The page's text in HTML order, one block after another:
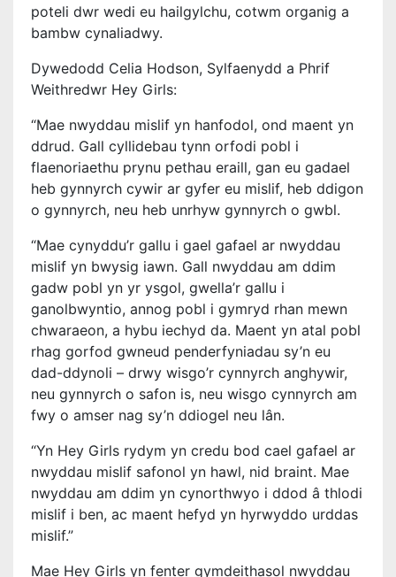
poteli dwr wedi eu hailgylchu, cotwm organig a
bambw cynaliadwy.
Dywedodd Celia Hodson, Sylfaenydd a Phrif
Weithredwr Hey Girls:
“Mae nwyddau mislif yn hanfodol, ond maent yn
ddrud. Gall cyllidebau tynn orfodi pobl i
flaenoriaethu prynu pethau eraill, gan eu gadael
heb gynnyrch cywir ar gyfer eu mislif, heb ddigon
o gynnyrch, neu heb unrhyw gynnyrch o gwbl.
“Mae cynyddu’r gallu i gael gafael ar nwyddau
mislif yn bwysig iawn. Gall nwyddau am ddim
gadw pobl yn yr ysgol, gwella’r gallu i
ganolbwyntio, annog pobl i gymryd rhan mewn
chwaraeon, a hybu iechyd da. Maent yn atal pobl
rhag gorfod gwneud penderfyniadau sy’n eu
dad-ddynoli – drwy wisgo’r cynnyrch anghywir,
neu gynnyrch o safon is, neu wisgo cynnyrch am
fwy o amser nag sy’n ddiogel neu lân.
“Yn Hey Girls rydym yn credu bod cael gafael ar
nwyddau mislif safonol yn hawl, nid braint. Mae
nwyddau am ddim yn cynorthwyo i ddod â thlodi
mislif i ben, ac maent hefyd yn hyrwyddo urddas
mislif.”
Mae Hey Girls yn fenter gymdeithasol nwyddau